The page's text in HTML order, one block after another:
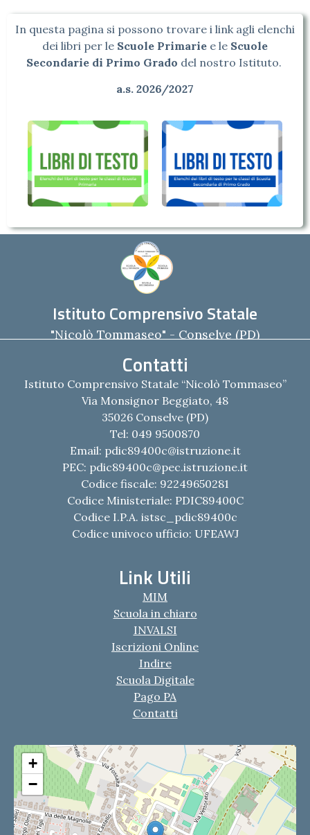
In questa pagina si possono trovare i link agli elenchi
dei libri per le Scuole Primarie e le Scuole
Secondarie di Primo Grado del nostro Istituto.
a.s. 2026/2027
Istituto Comprensivo Statale
"Nicolò Tommaseo" - Conselve (PD)
Contatti
Istituto Comprensivo Statale “Nicolò Tommaseo”
Via Monsignor Beggiato, 48
35026 Conselve (PD)
Tel: 049 9500870
Email: pdic89400c@istruzione.it
PEC: pdic89400c@pec.istruzione.it
Codice fiscale: 92249650281
Codice Ministeriale: PDIC89400C
Codice I.P.A. istsc_pdic89400c
Codice univoco ufficio: UFEAWJ
Link Utili
MIM
Scuola in chiaro
INVALSI
Iscrizioni Online
Indire
Scuola Digitale
Pago PA
Contatti
+
−